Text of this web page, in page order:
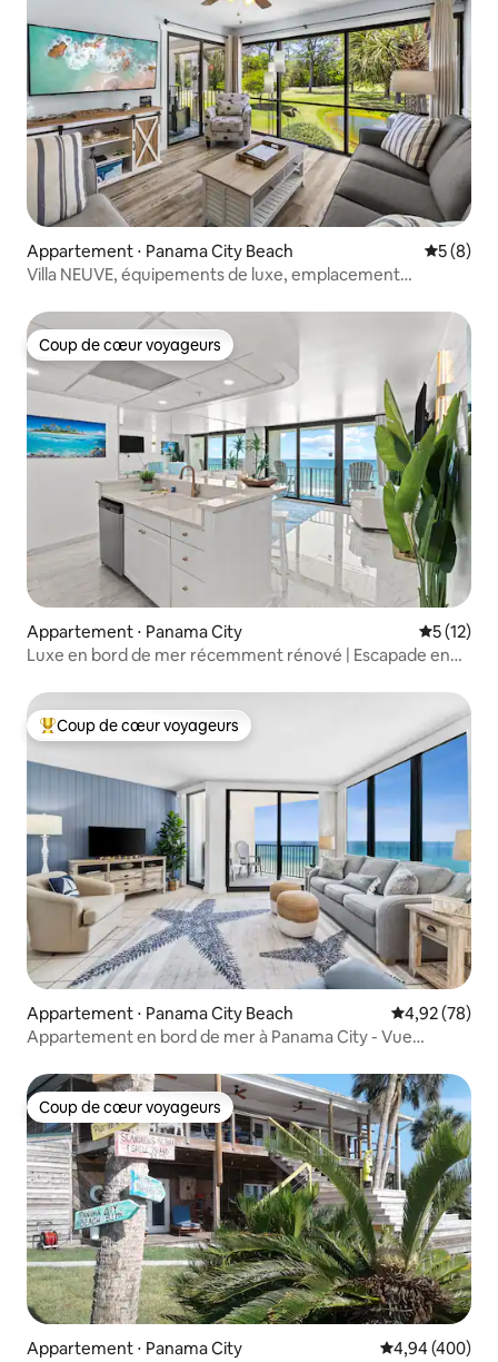
Appartement ⋅ Panama City Beach
5 (8)
Villa NEUVE, équipements de luxe, emplacement
Coup de cœur voyageurs
Coup de cœur voyageurs
Appartement ⋅ Panama City
5 (12)
Luxe en bord de mer récemment rénové | Escapade en
Coups de cœur voyageurs les plus appréciés
Coup de cœur voyageurs
Appartement ⋅ Panama City Beach Évaluation
4,92 (78)
Appartement en bord de mer à Panama City - Vue
Coup de cœur voyageurs
Coup de cœur voyageurs
Appartement ⋅ Panama City Évaluation
4,94 (400)